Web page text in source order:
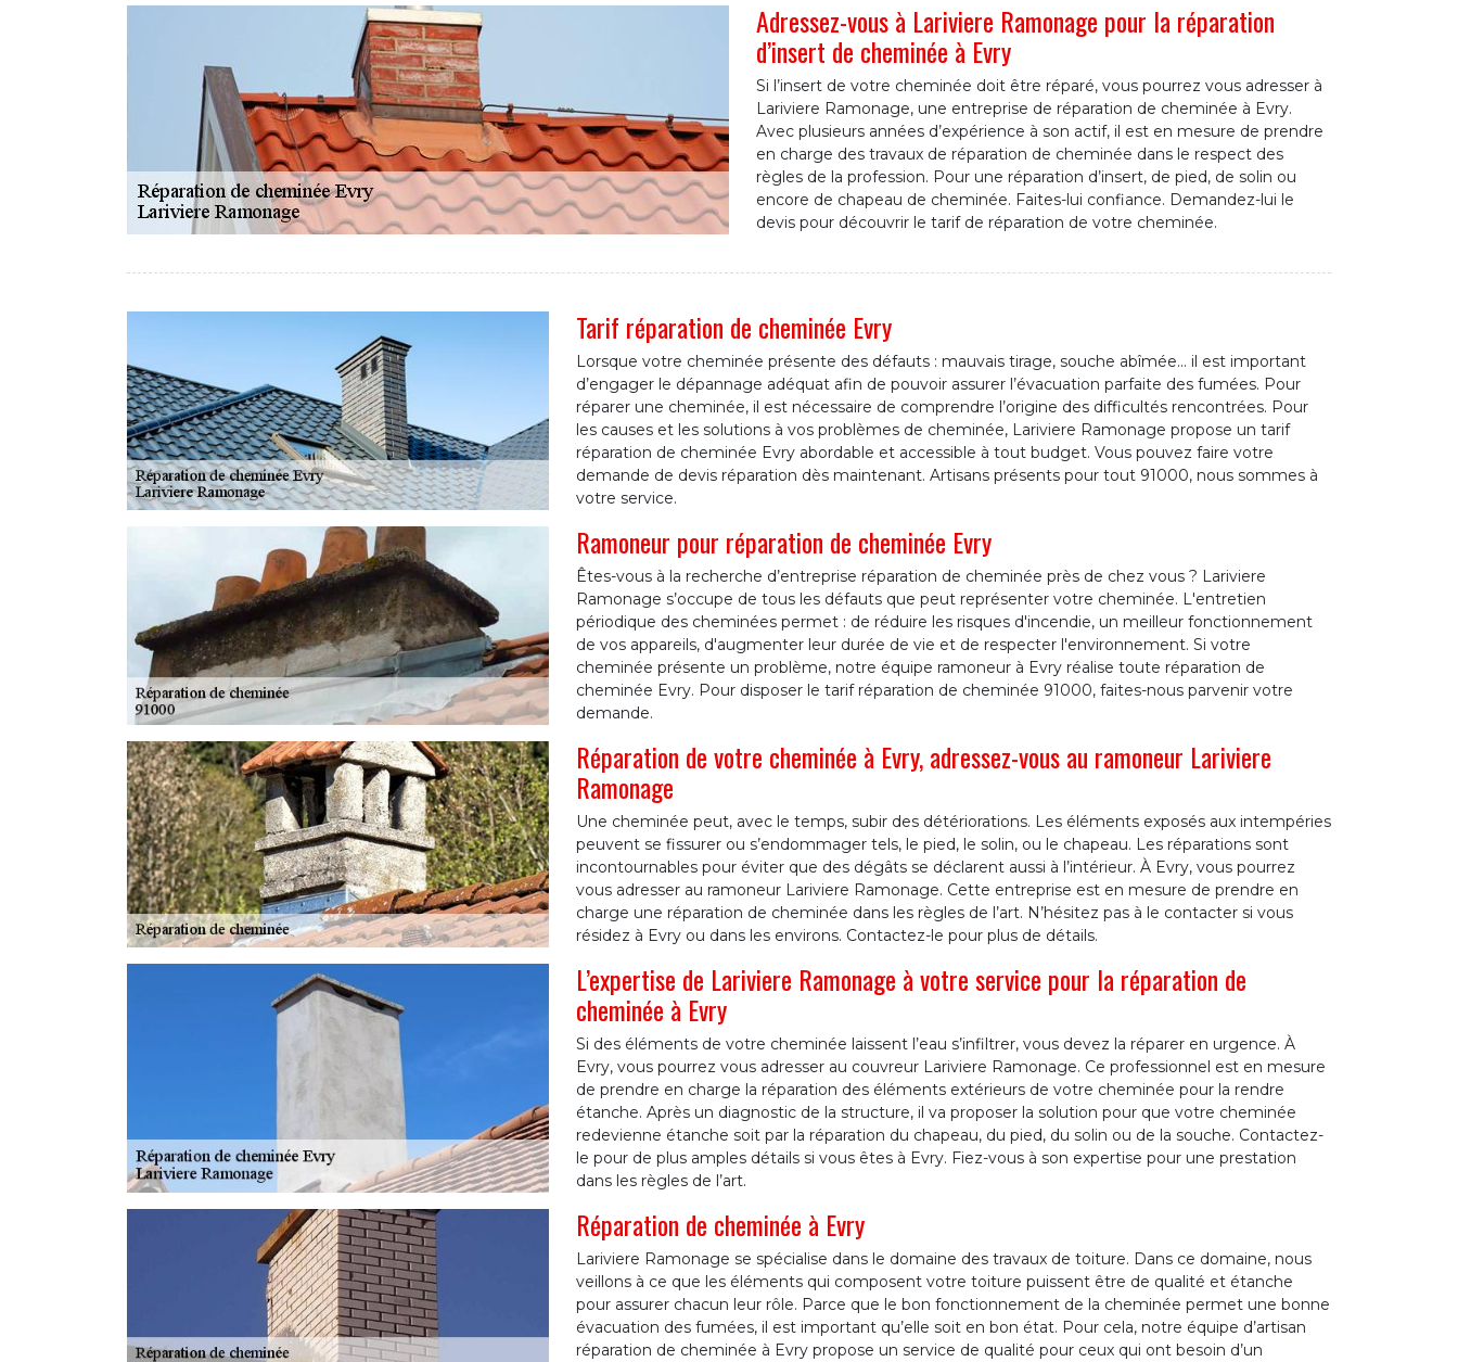
Adressez-vous à Lariviere Ramonage pour la réparation
d’insert de cheminée à Evry
Si l’insert de votre cheminée doit être réparé, vous pourrez vous adresser à
Lariviere Ramonage, une entreprise de réparation de cheminée à Evry.
Avec plusieurs années d’expérience à son actif, il est en mesure de prendre
en charge des travaux de réparation de cheminée dans le respect des
règles de la profession. Pour une réparation d’insert, de pied, de solin ou
encore de chapeau de cheminée. Faites-lui confiance. Demandez-lui le
devis pour découvrir le tarif de réparation de votre cheminée.
Tarif réparation de cheminée Evry
Lorsque votre cheminée présente des défauts : mauvais tirage, souche abîmée… il est important
d’engager le dépannage adéquat afin de pouvoir assurer l’évacuation parfaite des fumées. Pour
réparer une cheminée, il est nécessaire de comprendre l’origine des difficultés rencontrées. Pour
les causes et les solutions à vos problèmes de cheminée, Lariviere Ramonage propose un tarif
réparation de cheminée Evry abordable et accessible à tout budget. Vous pouvez faire votre
demande de devis réparation dès maintenant. Artisans présents pour tout 91000, nous sommes à
votre service.
Ramoneur pour réparation de cheminée Evry
Êtes-vous à la recherche d’entreprise réparation de cheminée près de chez vous ? Lariviere
Ramonage s’occupe de tous les défauts que peut représenter votre cheminée. L'entretien
périodique des cheminées permet : de réduire les risques d'incendie, un meilleur fonctionnement
de vos appareils, d'augmenter leur durée de vie et de respecter l'environnement. Si votre
cheminée présente un problème, notre équipe ramoneur à Evry réalise toute réparation de
cheminée Evry. Pour disposer le tarif réparation de cheminée 91000, faites-nous parvenir votre
demande.
Réparation de votre cheminée à Evry, adressez-vous au ramoneur Lariviere
Ramonage
Une cheminée peut, avec le temps, subir des détériorations. Les éléments exposés aux intempéries
peuvent se fissurer ou s’endommager tels, le pied, le solin, ou le chapeau. Les réparations sont
incontournables pour éviter que des dégâts se déclarent aussi à l’intérieur. À Evry, vous pourrez
vous adresser au ramoneur Lariviere Ramonage. Cette entreprise est en mesure de prendre en
charge une réparation de cheminée dans les règles de l’art. N’hésitez pas à le contacter si vous
résidez à Evry ou dans les environs. Contactez-le pour plus de détails.
L’expertise de Lariviere Ramonage à votre service pour la réparation de
cheminée à Evry
Si des éléments de votre cheminée laissent l’eau s’infiltrer, vous devez la réparer en urgence. À
Evry, vous pourrez vous adresser au couvreur Lariviere Ramonage. Ce professionnel est en mesure
de prendre en charge la réparation des éléments extérieurs de votre cheminée pour la rendre
étanche. Après un diagnostic de la structure, il va proposer la solution pour que votre cheminée
redevienne étanche soit par la réparation du chapeau, du pied, du solin ou de la souche. Contactez-
le pour de plus amples détails si vous êtes à Evry. Fiez-vous à son expertise pour une prestation
dans les règles de l’art.
Réparation de cheminée à Evry
Lariviere Ramonage se spécialise dans le domaine des travaux de toiture. Dans ce domaine, nous
veillons à ce que les éléments qui composent votre toiture puissent être de qualité et étanche
pour assurer chacun leur rôle. Parce que le bon fonctionnement de la cheminée permet une bonne
évacuation des fumées, il est important qu’elle soit en bon état. Pour cela, notre équipe d’artisan
réparation de cheminée à Evry propose un service de qualité pour ceux qui ont besoin d’un